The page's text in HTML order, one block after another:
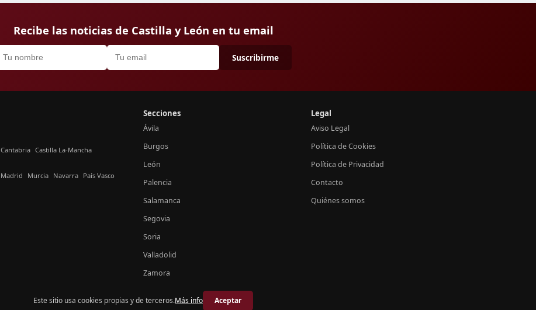
Recibe las noticias de Castilla y León en tu email
Suscribirme
Cantabria Castilla La-Mancha
Madrid Murcia Navarra País Vasco
Secciones
Ávila
Burgos
León
Palencia
Salamanca
Segovia
Soria
Valladolid
Zamora
Legal
Aviso Legal
Política de Cookies
Política de Privacidad
Contacto
Quiénes somos
© 2026 Crónica Castilla y León
Este sitio usa cookies propias y de terceros.Más info Aceptar